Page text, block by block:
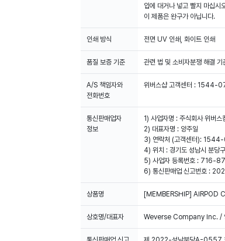
입에 대거나 넣고 빨지 마십시
이 제품은 완구가 아닙니다.
인쇄 방식 전면 UV 인쇄, 화이트 인쇄
품질 보증 기준 관련 법 및 소비자분쟁 해결 기
A/S 책임자와
전화번호
위버스샵 고객센터 : 1544-
통신판매업자
정보
1) 사업자명 : 주식회사 위버스
2) 대표자명 : 양주일
3) 연락처 (고객센터):
4) 위치 : 경기도 성남시 분당
5) 사업자 등록번호 : 716-
6) 통신판매업 신고번호 :
상품명 [MEMBERSHIP] AIRPOD
상호명/대표자 Weverse Company Inc. /